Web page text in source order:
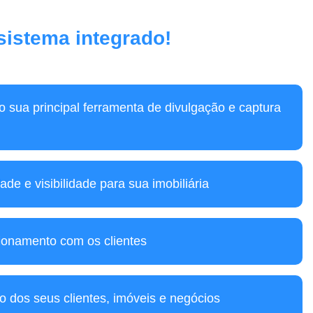
integrado!
sua principal ferramenta de divulgação e captura
e visibilidade para sua imobiliária
com os clientes
dos seus clientes, imóveis e negócios